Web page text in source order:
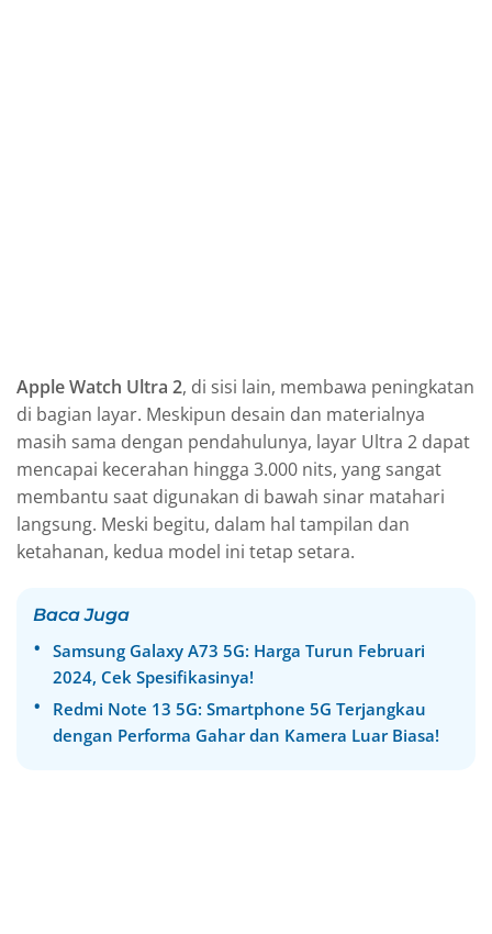
Apple Watch Ultra 2, di sisi lain, membawa peningkatan
di bagian layar. Meskipun desain dan materialnya
masih sama dengan pendahulunya, layar Ultra 2 dapat
mencapai kecerahan hingga 3.000 nits, yang sangat
membantu saat digunakan di bawah sinar matahari
langsung. Meski begitu, dalam hal tampilan dan
ketahanan, kedua model ini tetap setara.
Baca Juga
Samsung Galaxy A73 5G: Harga Turun Februari
2024, Cek Spesifikasinya!
Redmi Note 13 5G: Smartphone 5G Terjangkau
dengan Performa Gahar dan Kamera Luar Biasa!